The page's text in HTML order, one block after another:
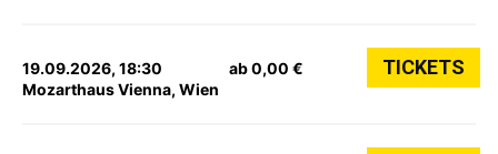
19.09.2026, 18:30
Mozarthaus Vienna, Wien
ab 0,00 € TICKETS